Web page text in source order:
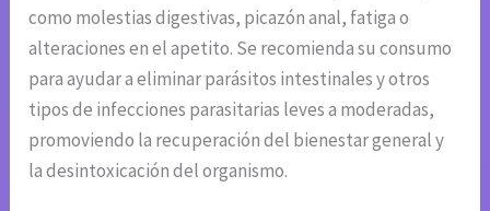
como molestias digestivas, picazón anal, fatiga o
alteraciones en el apetito. Se recomienda su consumo
para ayudar a eliminar parásitos intestinales y otros
tipos de infecciones parasitarias leves a moderadas,
promoviendo la recuperación del bienestar general y
la desintoxicación del organismo.